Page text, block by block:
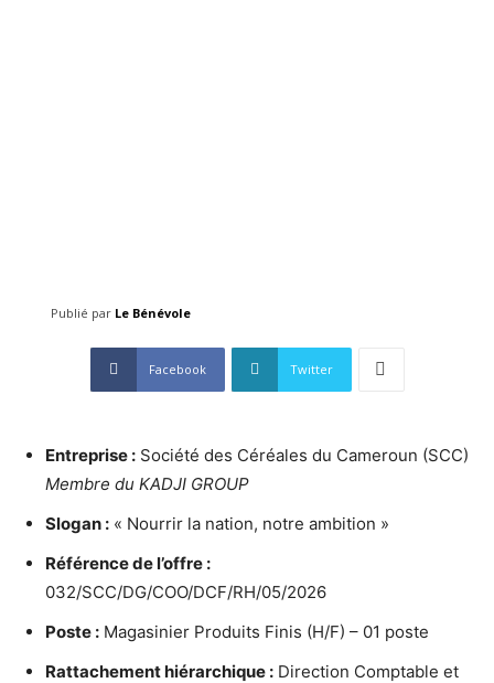
Publié par Le Bénévole
Facebook Twitter
Entreprise : Société des Céréales du Cameroun (SCC)
Membre du KADJI GROUP
Slogan : « Nourrir la nation, notre ambition »
Référence de l’offre :
032/SCC/DG/COO/DCF/RH/05/2026
Poste : Magasinier Produits Finis (H/F) – 01 poste
Rattachement hiérarchique : Direction Comptable et